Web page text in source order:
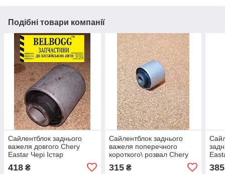
Подібні товари компанії
Сайлентблок заднього
важеля довгого Chery
Eastar Чері Істар
418 ₴
Сайлентблок заднього
важеля поперечного
короткого\ розвал Chery
315₴ 385